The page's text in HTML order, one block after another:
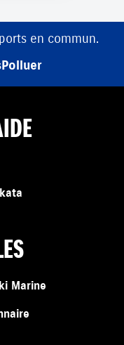
en commun.
Marine